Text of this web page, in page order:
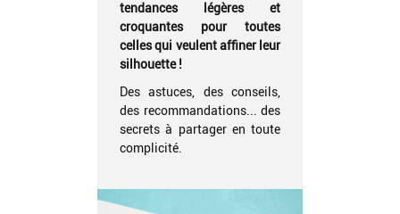
tendances légères et
croquantes pour toutes
celles qui veulent affiner leur
silhouette !
Des astuces, des conseils,
des recommandations... des
secrets à partager en toute
complicité.